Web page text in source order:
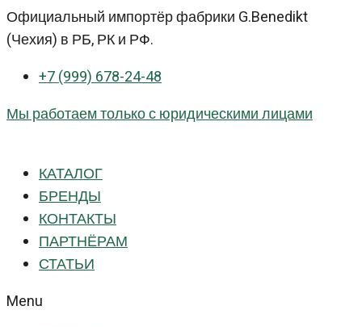
Перейти
к
Официальный импортёр фабрики G.Benedikt
(Чехия) в РБ, РК и РФ.
+7 (999) 678-24-48
Мы работаем только с юридическими лицами
КАТАЛОГ
БРЕНДЫ
КОНТАКТЫ
ПАРТНЁРАМ
СТАТЬИ
Menu